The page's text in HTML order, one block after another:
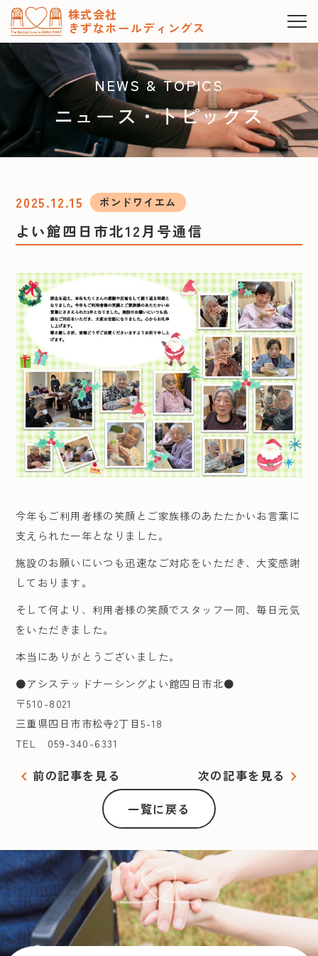
株式会社
きずなホールディングス
NEWS & TOPICS
ニュース・トピックス
2025.12.15 ボンドワイエム
よい館四日市北12月号通信
今年もご利用者様の笑顔とご家族様のあたたかいお言葉に
支えられた一年となりました。
施設のお願いにいつも迅速なご対応をいただき、大変感謝
しております。
そして何より、利用者様の笑顔でスタッフ一同、毎日元気
をいただきました。
本当にありがとうございました。
●アシステッドナーシングよい館四日市北●
〒510-8021
三重県四日市市松寺2丁目5-18
TEL 059-340-6331
chevron_left 前の記事を見る 次の記事を見る chevron_right
一覧に戻る